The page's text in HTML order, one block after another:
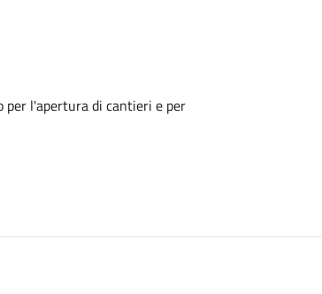
per l'apertura di cantieri e per